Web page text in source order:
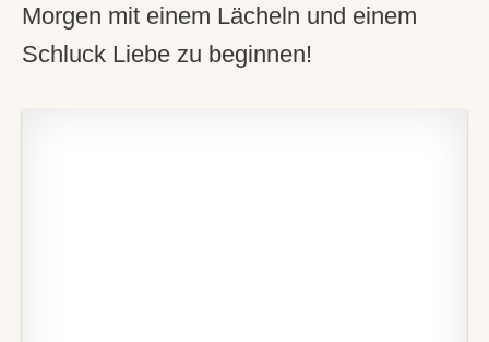
Morgen mit einem Lächeln und einem
Schluck Liebe zu beginnen!